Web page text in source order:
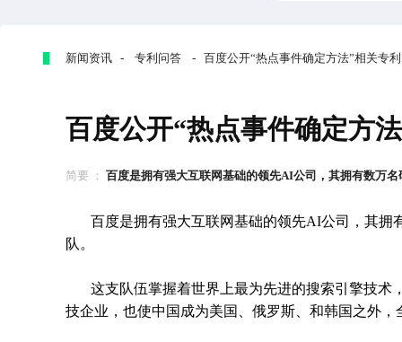
新闻资讯 - 专利问答 - 百度公开“热点事件确定方法”相关专利
百度公开“热点事件确定方
简要 ： 百度是拥有强大互联网基础的领先AI公司，其拥有数万名
百度是拥有强大互联网基础的领先AI公司，其拥
队。
这支队伍掌握着世界上最为先进的搜索引擎技术
技企业，也使中国成为美国、俄罗斯、和韩国之外